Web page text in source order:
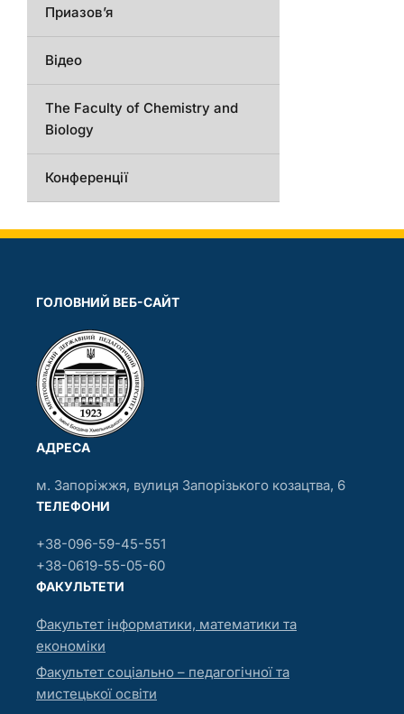
Приазов’я
Відео
The Faculty of Chemistry and
Biology
Конференції
ГОЛОВНИЙ ВЕБ-САЙТ
АДРЕСА
м. Запоріжжя, вулиця Запорізького козацтва, 6
ТЕЛЕФОНИ
+38-096-59-45-551
+38-0619-55-05-60
ФАКУЛЬТЕТИ
Факультет інформатики, математики та
економіки
Факультет соціально – педагогічної та
мистецької освіти